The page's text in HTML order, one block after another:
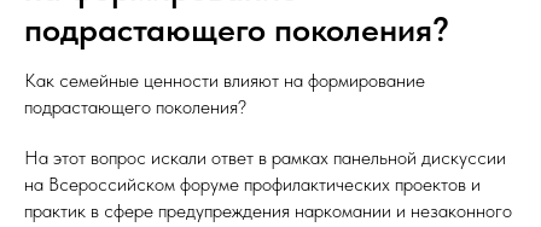
подрастающего поколения?
Как семейные ценности влияют на формирование
подрастающего поколения?
На этот вопрос искали ответ в рамках панельной дискуссии
на Всероссийском форуме профилактических проектов и
практик в сфере предупреждения наркомании и незаконного